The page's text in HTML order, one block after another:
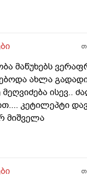
ხომ არ
მარტო
მაწუხებს
ახლა
მეღვიძება ისევ..
კეტილეპტი
მიშველა